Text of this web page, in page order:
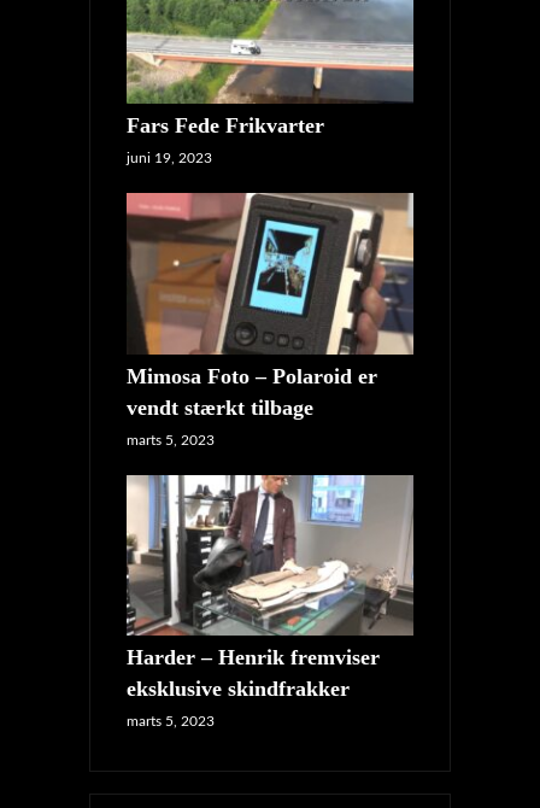
Fars Fede Frikvarter
juni 19, 2023
Mimosa Foto – Polaroid er
vendt stærkt tilbage
marts 5, 2023
Harder – Henrik fremviser
eksklusive skindfrakker
marts 5, 2023